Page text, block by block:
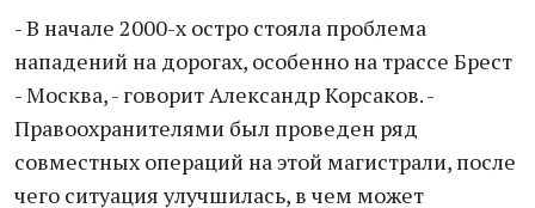
- В начале 2000-х остро стояла проблема
нападений на дорогах, особенно на трассе Брест
- Москва, - говорит Александр Корсаков. -
Правоохранителями был проведен ряд
совместных операций на этой магистрали, после
чего ситуация улучшилась, в чем может